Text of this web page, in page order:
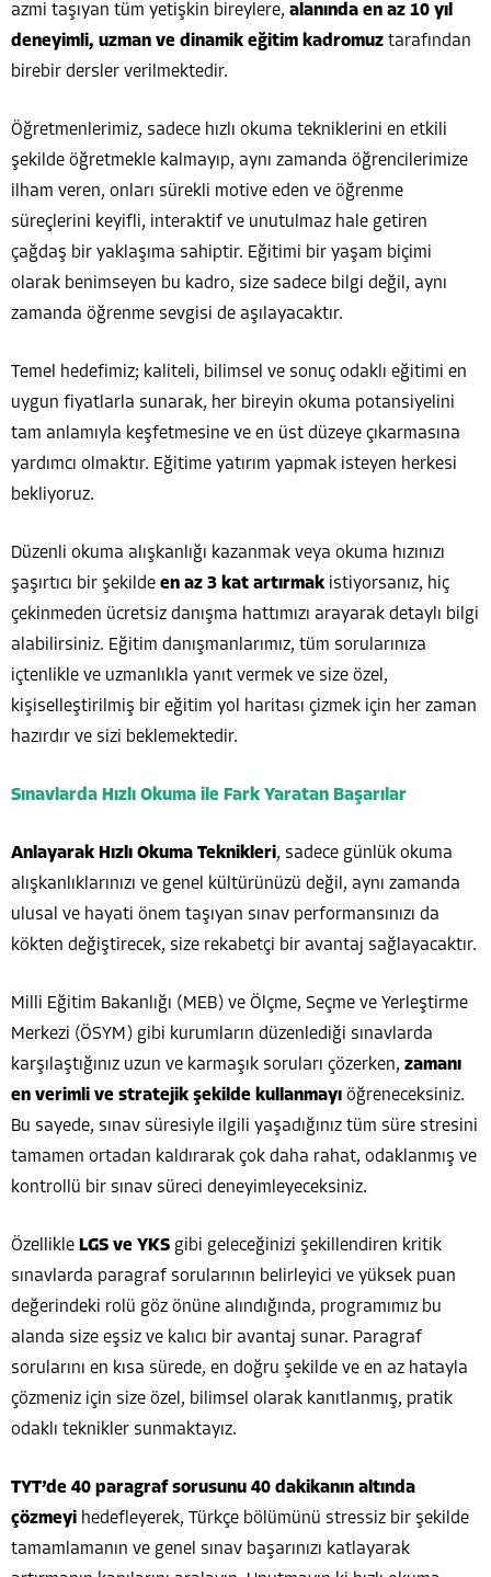
azmi taşıyan tüm yetişkin bireylere, alanında en az 10 yıl
deneyimli, uzman ve dinamik eğitim kadromuz tarafından
birebir dersler verilmektedir.
Öğretmenlerimiz, sadece hızlı okuma tekniklerini en etkili
şekilde öğretmekle kalmayıp, aynı zamanda öğrencilerimize
ilham veren, onları sürekli motive eden ve öğrenme
süreçlerini keyifli, interaktif ve unutulmaz hale getiren
çağdaş bir yaklaşıma sahiptir. Eğitimi bir yaşam biçimi
olarak benimseyen bu kadro, size sadece bilgi değil, aynı
zamanda öğrenme sevgisi de aşılayacaktır.
Temel hedefimiz; kaliteli, bilimsel ve sonuç odaklı eğitimi en
uygun fiyatlarla sunarak, her bireyin okuma potansiyelini
tam anlamıyla keşfetmesine ve en üst düzeye çıkarmasına
yardımcı olmaktır. Eğitime yatırım yapmak isteyen herkesi
bekliyoruz.
Düzenli okuma alışkanlığı kazanmak veya okuma hızınızı
şaşırtıcı bir şekilde en az 3 kat artırmak istiyorsanız, hiç
çekinmeden ücretsiz danışma hattımızı arayarak detaylı bilgi
alabilirsiniz. Eğitim danışmanlarımız, tüm sorularınıza
içtenlikle ve uzmanlıkla yanıt vermek ve size özel,
kişiselleştirilmiş bir eğitim yol haritası çizmek için her zaman
hazırdır ve sizi beklemektedir.
Sınavlarda Hızlı Okuma ile Fark Yaratan Başarılar
Anlayarak Hızlı Okuma Teknikleri, sadece günlük okuma
alışkanlıklarınızı ve genel kültürünüzü değil, aynı zamanda
ulusal ve hayati önem taşıyan sınav performansınızı da
kökten değiştirecek, size rekabetçi bir avantaj sağlayacaktır.
Milli Eğitim Bakanlığı (MEB) ve Ölçme, Seçme ve Yerleştirme
Merkezi (ÖSYM) gibi kurumların düzenlediği sınavlarda
karşılaştığınız uzun ve karmaşık soruları çözerken, zamanı
en verimli ve stratejik şekilde kullanmayı öğreneceksiniz.
Bu sayede, sınav süresiyle ilgili yaşadığınız tüm süre stresini
tamamen ortadan kaldırarak çok daha rahat, odaklanmış ve
kontrollü bir sınav süreci deneyimleyeceksiniz.
Özellikle LGS ve YKS gibi geleceğinizi şekillendiren kritik
sınavlarda paragraf sorularının belirleyici ve yüksek puan
değerindeki rolü göz önüne alındığında, programımız bu
alanda size eşsiz ve kalıcı bir avantaj sunar. Paragraf
sorularını en kısa sürede, en doğru şekilde ve en az hatayla
çözmeniz için size özel, bilimsel olarak kanıtlanmış, pratik
odaklı teknikler sunmaktayız.
TYT’de 40 paragraf sorusunu 40 dakikanın altında
çözmeyi hedefleyerek, Türkçe bölümünü stressiz bir şekilde
tamamlamanın ve genel sınav başarınızı katlayarak